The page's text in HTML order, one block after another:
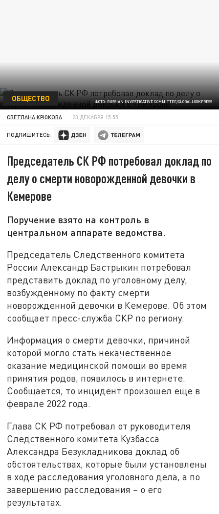
ФОТО: RUSSIAN INVESTIGATIVE COMMITTEE/GLOBALLOOKPRESS
ОБЩЕСТВО
СВЕТЛАНА КРЮКОВА 23 ДЕКАБРЯ 15:55
ПОДПИШИТЕСЬ:
Председатель СК РФ потребовал доклад по
делу о смерти новорожденной девочки в
Кемерове
Поручение взято на контроль в
центральном аппарате ведомства.
Председатель Следственного комитета
России Александр Бастрыкин потребовал
представить доклад по уголовному делу,
возбужденному по факту смерти
новорожденной девочки в Кемерове. Об этом
сообщает пресс-служба СКР по региону.
Информация о смерти девочки, причиной
которой могло стать некачественное
оказание медицинской помощи во время
принятия родов, появилось в интернете.
Сообщается, то инцидент произошел еще в
феврале 2022 года.
Глава СК РФ потребовал от руководителя
Следственного комитета Кузбасса
Александра Безукладникова доклад об
обстоятельствах, которые были установлены
в ходе расследования уголовного дела, а по
завершению расследования – о его
результатах.